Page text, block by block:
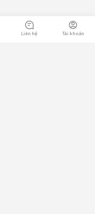
Liên hệ Tài khoản